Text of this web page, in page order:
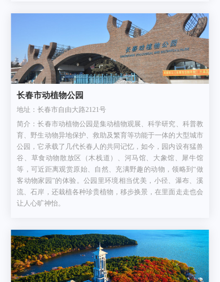
长春市动植物公园
地址：长春市自由大路2121号
简介：长春市动植物公园是集动植物观展、科学研究、科普教
育、野生动物异地保护、救助及繁育等功能于一体的大型城市
公园，它承载了几代长春人的共同记忆，如今，园内设有猛兽
谷、草食动物散放区（木栈道）、河马馆、大象馆、犀牛馆
等，可近距离观赏原始、自然、充满野趣的动物，领略到“做
客动物家园”的体验。公园里环境相当优美，小径、瀑布、溪
流、石岸，还栽植各种珍贵植物，移步换景，在里面走走也会
让人心旷神怡。